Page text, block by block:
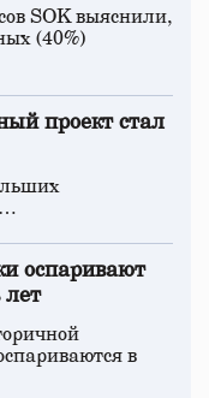
SOK выяснили,
(40%)
проект стал
оспаривают
лет
в